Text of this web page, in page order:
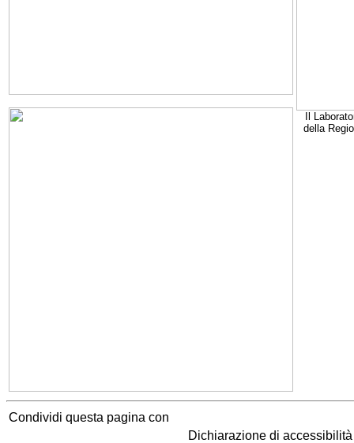
Il
della
Condividi questa pagina con
Dichiarazione di